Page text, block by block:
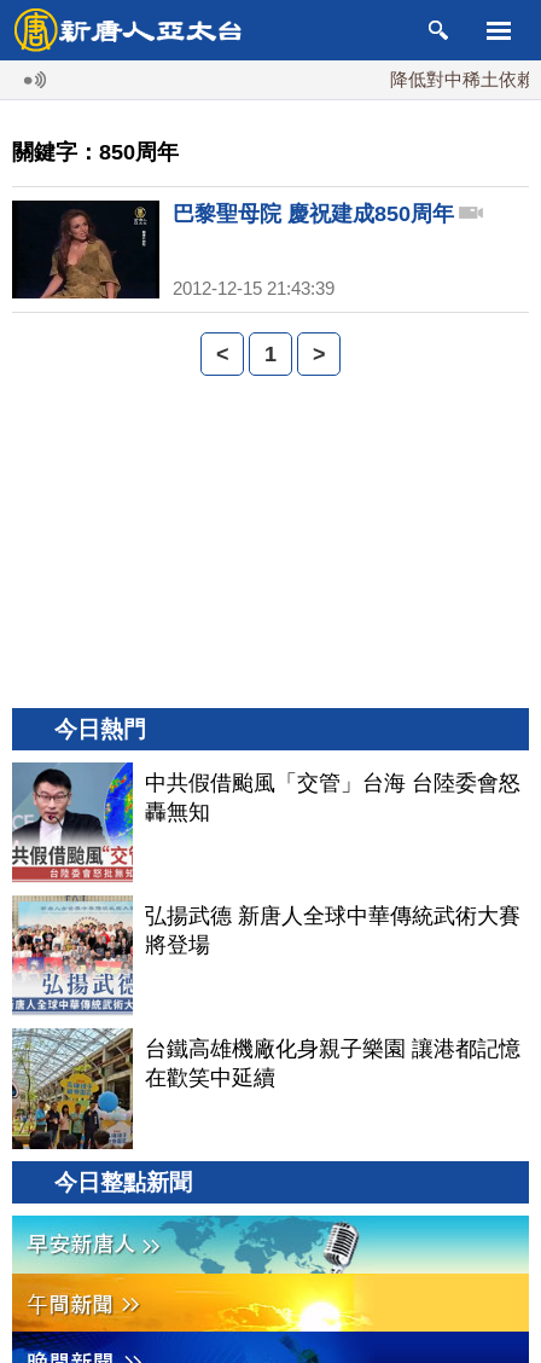
降低對中稀土依賴
關鍵字：850周年
巴黎聖母院 慶祝建成850周年
2012-12-15 21:43:39
< 1 >
今日熱門
中共假借颱風「交管」台海 台陸委會怒
轟無知
弘揚武德 新唐人全球中華傳統武術大賽
將登場
台鐵高雄機廠化身親子樂園 讓港都記憶
在歡笑中延續
今日整點新聞